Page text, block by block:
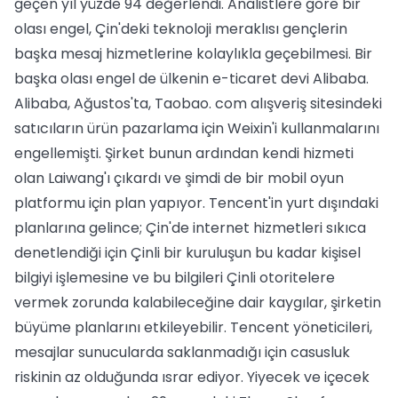
olası engel, Çin'deki teknoloji meraklısı gençlerin
başka mesaj hizmetlerine kolaylıkla geçebilmesi. Bir
başka olası engel de ülkenin e-ticaret devi Alibaba.
Alibaba, Ağustos'ta, Taobao. com alışveriş sitesindeki
satıcıların ürün pazarlama için Weixin'i kullanmalarını
engellemişti. Şirket bunun ardından kendi hizmeti
olan Laiwang'ı çıkardı ve şimdi de bir mobil oyun
platformu için plan yapıyor. Tencent'in yurt dışındaki
planlarına gelince; Çin'de internet hizmetleri sıkıca
denetlendiği için Çinli bir kuruluşun bu kadar kişisel
bilgiyi işlemesine ve bu bilgileri Çinli otoritelere
vermek zorunda kalabileceğine dair kaygılar, şirketin
büyüme planlarını etkileyebilir. Tencent yöneticileri,
mesajlar sunucularda saklanmadığı için casusluk
riskinin az olduğunda ısrar ediyor. Yiyecek ve içecek